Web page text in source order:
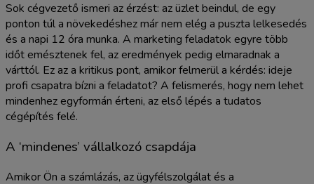
Sok cégvezető ismeri az érzést: az üzlet beindul, de egy
ponton túl a növekedéshez már nem elég a puszta lelkesedés
és a napi 12 óra munka. A marketing feladatok egyre több
időt emésztenek fel, az eredmények pedig elmaradnak a
várttól. Ez az a kritikus pont, amikor felmerül a kérdés: ideje
profi csapatra bízni a feladatot? A felismerés, hogy nem lehet
mindenhez egyformán érteni, az első lépés a tudatos
cégépítés felé.
A ‘mindenes’ vállalkozó csapdája
Amikor Ön a számlázás, az ügyfélszolgálat és a